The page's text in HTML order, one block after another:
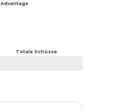
Advantage
Totale Schüsse